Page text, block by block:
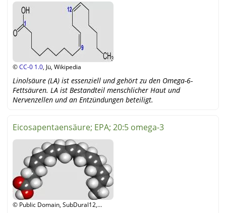
©CC-0 1.0, Jü, Wikipedia
Linolsäure (LA) ist essenziell und gehört zu den Omega-6-
Fettsäuren. LA ist Bestandteil menschlicher Haut und
Nervenzellen und an Entzündungen beteiligt.
Eicosapentaensäure; EPA; 20:5 omega-3
© Public Domain, SubDural12,